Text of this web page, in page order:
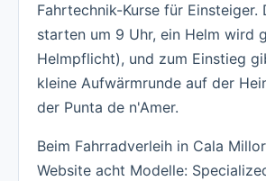
Fahrtechnik-Kurse für Einsteiger.
starten um 9 Uhr, ein Helm wird
Helmpflicht), und zum Einstieg
kleine Aufwärmrunde auf der
der Punta de n'Amer.
Beim Fahrradverleih in Cala
Website acht Modelle: